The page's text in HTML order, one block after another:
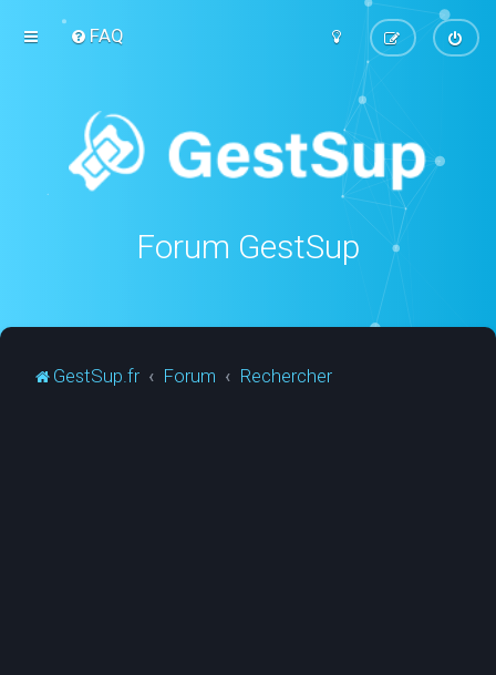
FAQ
Forum GestSup
GestSup.fr Forum Rechercher